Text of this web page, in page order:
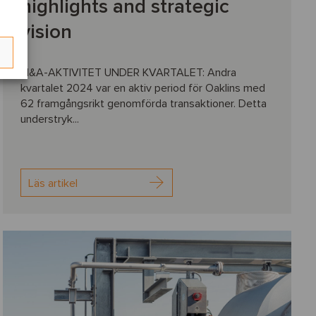
highlights and strategic
vision
M&A-AKTIVITET UNDER KVARTALET: Andra
kvartalet 2024 var en aktiv period för Oaklins med
62 framgångsrikt genomförda transaktioner. Detta
understryk...
Läs artikel